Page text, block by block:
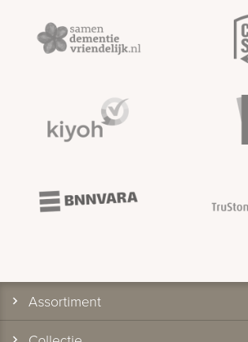
Assortiment